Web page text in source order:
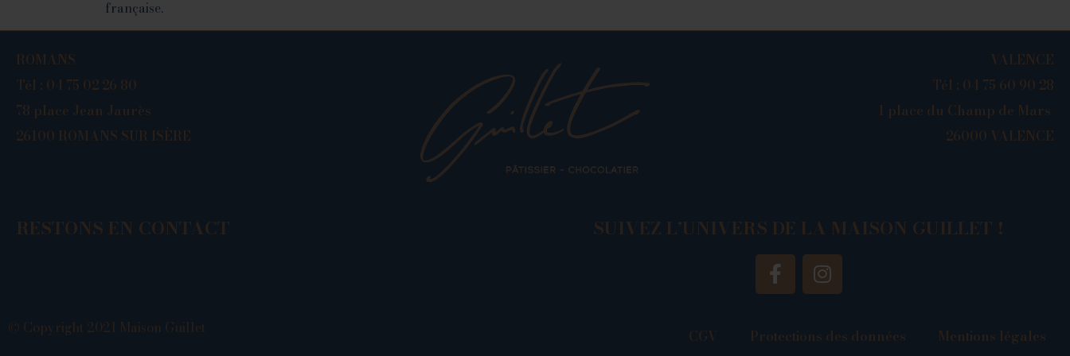
française.
ROMANS
Tél : 04 75 02 26 80
78 place Jean Jaurès
26100 ROMANS SUR ISÈRE
VALENCE
Tél : 04 75 60 90 28
1 place du Champ de Mars
26000 VALENCE
RESTONS EN CONTACT SUIVEZ L’UNIVERS DE LA MAISON GUILLET !
© Copyright 2021 Maison Guillet CGV Protections des données Mentions légales